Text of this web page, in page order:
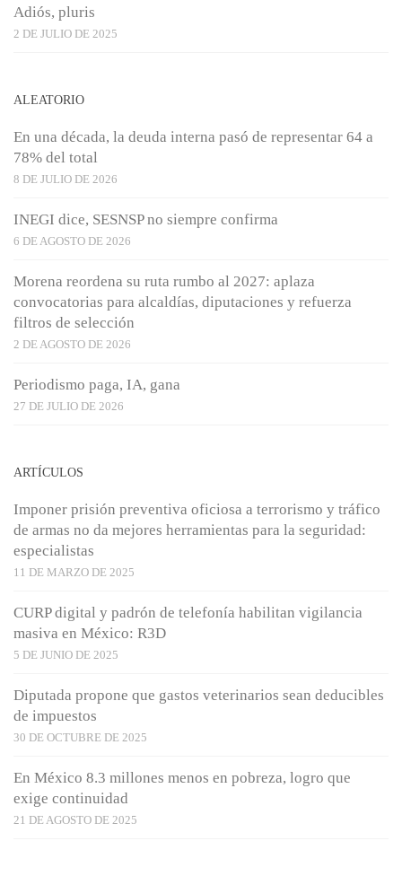
Adiós, pluris
2 DE JULIO DE 2025
ALEATORIO
En una década, la deuda interna pasó de representar 64 a
78% del total
8 DE JULIO DE 2026
INEGI dice, SESNSP no siempre confirma
6 DE AGOSTO DE 2026
Morena reordena su ruta rumbo al 2027: aplaza
convocatorias para alcaldías, diputaciones y refuerza
filtros de selección
2 DE AGOSTO DE 2026
Periodismo paga, IA, gana
27 DE JULIO DE 2026
ARTÍCULOS
Imponer prisión preventiva oficiosa a terrorismo y tráfico
de armas no da mejores herramientas para la seguridad:
especialistas
11 DE MARZO DE 2025
CURP digital y padrón de telefonía habilitan vigilancia
masiva en México: R3D
5 DE JUNIO DE 2025
Diputada propone que gastos veterinarios sean deducibles
de impuestos
30 DE OCTUBRE DE 2025
En México 8.3 millones menos en pobreza, logro que
exige continuidad
21 DE AGOSTO DE 2025